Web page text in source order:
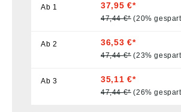
Ab 1 37,95 €*
47,44 €* (20%
Ab 2 36,53 €*
47,44 €* (23%
Ab 3 35,11 €*
47,44 €* (26%